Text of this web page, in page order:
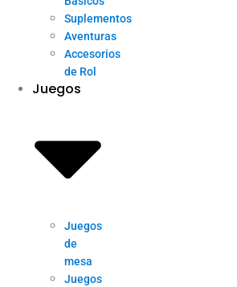
Suplementos
Aventuras
Accesorios
de Rol
Juegos
Juegos
de
mesa
Juegos